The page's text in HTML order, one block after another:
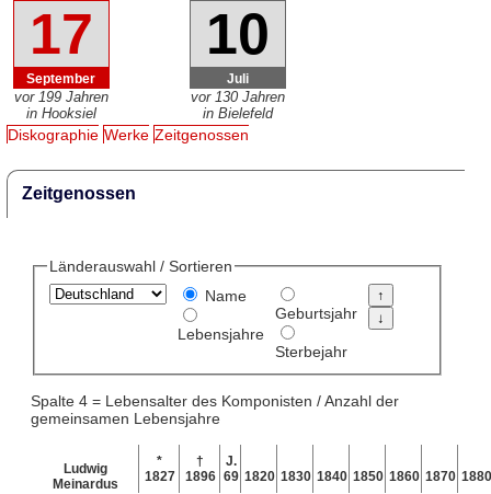
17
September
vor 199 Jahren
in Hooksiel
10
Juli
vor 130 Jahren
in Bielefeld
Diskographie Werke Zeitgenossen
Zeitgenossen
Länderauswahl / Sortieren
Name
Lebensjahre
Geburtsjahr
Sterbejahr
Spalte 4 = Lebensalter des Komponisten / Anzahl der
gemeinsamen Lebensjahre
Ludwig
Meinardus
*
1827
†
1896
J.
69 1820 1830 1840 1850 1860 1870 1880